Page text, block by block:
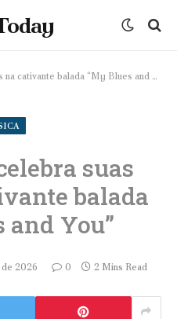
cativante balada “My Blues and You”
suas
balada
and You”
de 2026 0 2 Mins Read